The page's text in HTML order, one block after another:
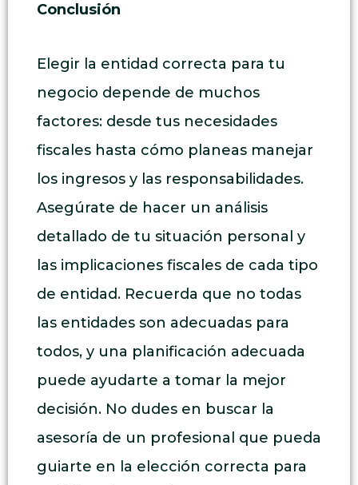
Conclusión
Elegir la entidad correcta para tu
negocio depende de muchos
factores: desde tus necesidades
fiscales hasta cómo planeas manejar
los ingresos y las responsabilidades.
Asegúrate de hacer un análisis
detallado de tu situación personal y
las implicaciones fiscales de cada tipo
de entidad. Recuerda que no todas
las entidades son adecuadas para
todos, y una planificación adecuada
puede ayudarte a tomar la mejor
decisión. No dudes en buscar la
asesoría de un profesional que pueda
guiarte en la elección correcta para